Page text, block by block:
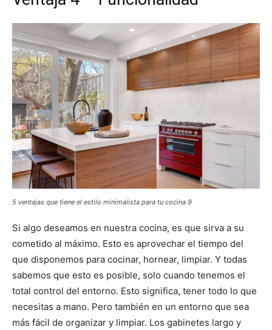
5 ventajas que tiene el estilo minimalista para tu cocina 9
Si algo deseamos en nuestra cocina, es que sirva a su
cometido al máximo. Esto es aprovechar el tiempo del
que disponemos para cocinar, hornear, limpiar. Y todas
sabemos que esto es posible, solo cuando tenemos el
total control del entorno. Esto significa, tener todo lo que
necesitas a mano. Pero también en un entorno que sea
más fácil de organizar y limpiar. Los gabinetes largo y